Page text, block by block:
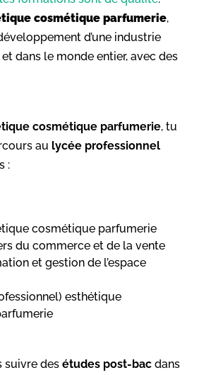
cosmétique parfumerie,
d’une industrie
dans le monde entier, avec des
cosmétique parfumerie, tu
au lycée professionnel
:
cosmétique parfumerie
du commerce et de la vente
et gestion de l’espace
esthétique
suivre des études post-bac dans